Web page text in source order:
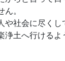
。
や社会に尽くし
浄土へ行ける